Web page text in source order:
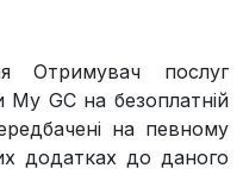
Отримувач послуг
GC на безоплатній
на певному
додатках до даного